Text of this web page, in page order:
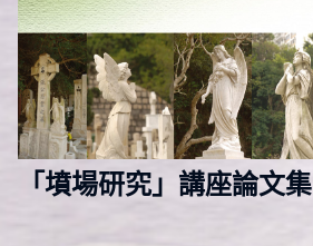
「墳場研究」講座論文集